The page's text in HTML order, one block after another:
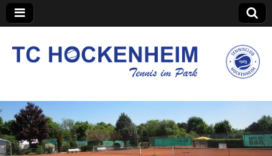
TC Hockenheim